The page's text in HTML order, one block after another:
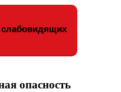
опасность